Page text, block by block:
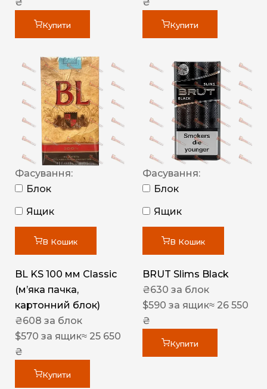
₴
Купити
₴
Купити
Фасування:
Блок
Ящик
В Кошик
BL KS 100 мм Classic
(м’яка пачка,
картонний блок)
₴608 за блок
$570 за ящик≈ 25 650
₴
Купити
Фасування:
Блок
Ящик
В Кошик
BRUT Slims Black
₴630 за блок
$590 за ящик≈ 26 550
₴
Купити